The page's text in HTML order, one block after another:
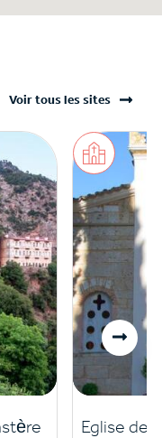
Voir tous les sites
Eglise de